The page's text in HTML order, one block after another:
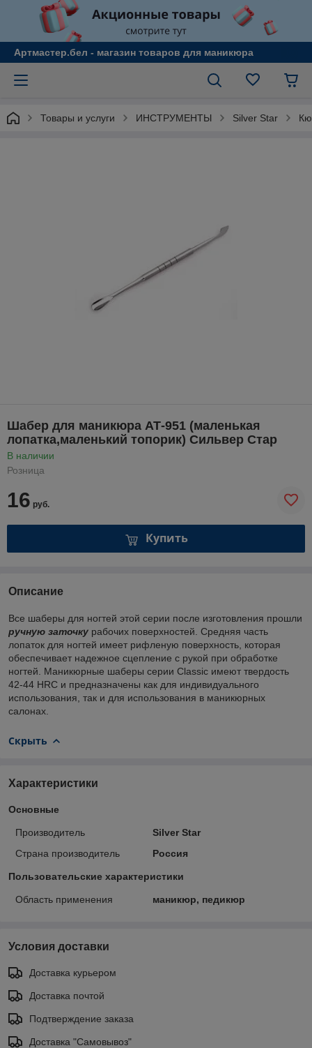
Артмастер.бел - магазин товаров для маникюра
Товары и услуги ИНСТРУМЕНТЫ Silver Star
Шабер для маникюра АТ-951 (маленькая
лопатка,маленький топорик) Сильвер Стар
В наличии
Розница
16 руб.
Купить
Описание
Все шаберы для ногтей этой серии после изготовления прошли
ручную заточку рабочих поверхностей. Средняя часть
лопаток для ногтей имеет рифленую поверхность, которая
обеспечивает надежное сцепление с рукой при обработке
ногтей. Маникюрные шаберы серии Classic имеют твердость
42-44 HRC и предназначены как для индивидуального
использования, так и для использования в маникюрных
салонах.
Скрыть
Характеристики
Основные
Производитель
Silver Star
Страна производитель
Россия
Пользовательские характеристики
Область применения маникюр, педикюр
Условия доставки
Доставка курьером
Доставка почтой
Подтверждение заказа
Доставка "Самовывоз"